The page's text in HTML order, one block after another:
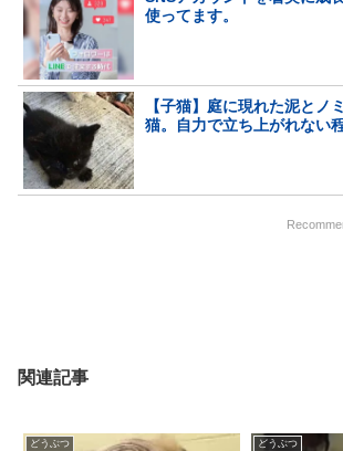
使ってます。
【子猫】庭に現れた泥とノ
猫。自力で立ち上がれない
関連記事
どうぶつ どうぶつ